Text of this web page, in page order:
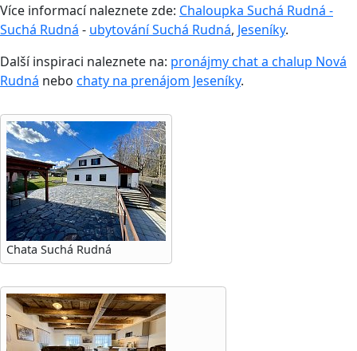
Více informací naleznete zde: Chaloupka Suchá Rudná -
Suchá Rudná - ubytování Suchá Rudná, Jeseníky.
Další inspiraci naleznete na: pronájmy chat a chalup Nová
Rudná nebo chaty na prenájom Jeseníky.
Chata Suchá Rudná